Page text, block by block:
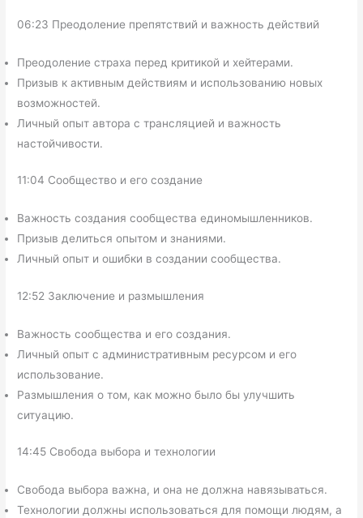
06:23 Преодоление препятствий и важность действий
Преодоление страха перед критикой и хейтерами.
Призыв к активным действиям и использованию новых
возможностей.
Личный опыт автора с трансляцией и важность
настойчивости.
11:04 Сообщество и его создание
Важность создания сообщества единомышленников.
Призыв делиться опытом и знаниями.
Личный опыт и ошибки в создании сообщества.
12:52 Заключение и размышления
Важность сообщества и его создания.
Личный опыт с административным ресурсом и его
использование.
Размышления о том, как можно было бы улучшить
ситуацию.
14:45 Свобода выбора и технологии
Свобода выбора важна, и она не должна навязываться.
Технологии должны использоваться для помощи людям, а